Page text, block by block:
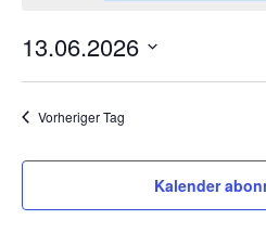
13.
Juni
2026
13.06.2026
Datum
wählen.
Vorheriger Tag
Kalender